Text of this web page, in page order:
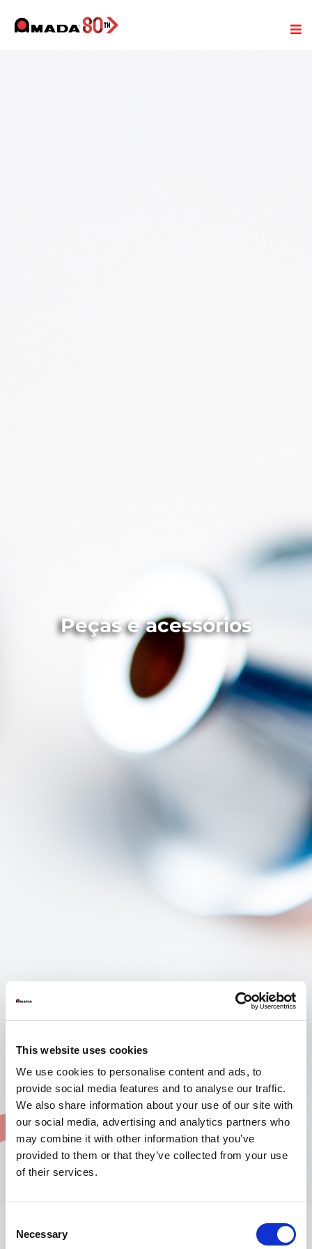
This website uses cookies
We use cookies to personalise content and ads, to
provide social media features and to analyse our traffic.
We also share information about your use of our site with
our social media, advertising and analytics partners who
may combine it with other information that you’ve
provided to them or that they’ve collected from your use
of their services.
Selection
Necessary
Peças e acessórios